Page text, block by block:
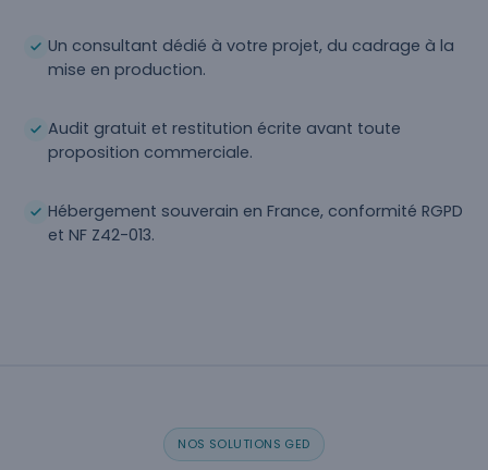
Un consultant dédié à votre projet, du cadrage à la
mise en production.
Audit gratuit et restitution écrite avant toute
proposition commerciale.
Hébergement souverain en France, conformité RGPD
et NF Z42-013.
NOS SOLUTIONS GED